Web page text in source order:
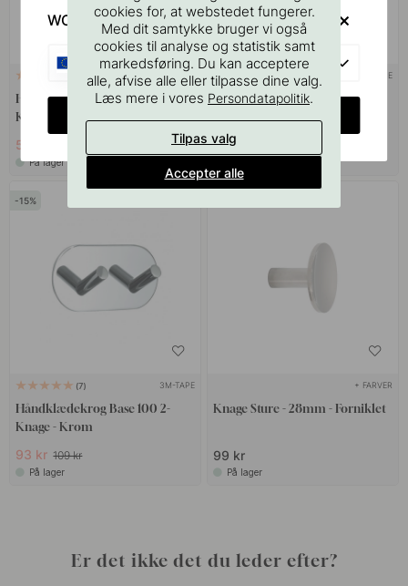
3M-TAPE
Håndklædekrog Base 100 1-
Knage - Krom
50 kr
På lager
3 3M-TAPE
Håndklædekrog Base 100 4-
135 kr
15
7 3M-TAPE
Håndklædekrog Base 100 2-
Knage - Krom
93 kr 109 kr
På lager
+ FARVER
Knage Sture - 28mm - Forniklet
99 kr
På lager
Er det ikke det du leder efter?
cookies for, at webstedet fungerer.
Med dit samtykke bruger vi også
cookies til analyse og statistik samt
markedsføring. Du kan acceptere
alle, afvise alle eller tilpasse dine valg.
Læs mere i vores Persondatapolitik.
Tilpas valg
Accepter alle
WOULD YOU RATHER VISIT?
EU